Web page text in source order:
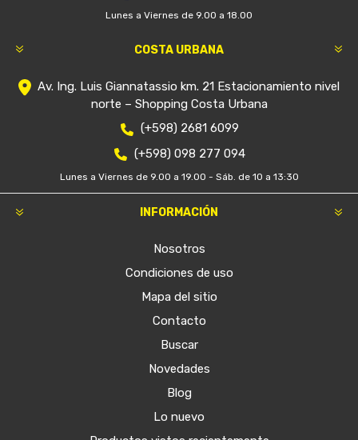
Lunes a Viernes de 9.00 a 18.00
COSTA URBANA
Av. Ing. Luis Giannatassio km. 21 Estacionamiento nivel
norte – Shopping Costa Urbana
(+598) 2681 6099
(+598) 098 277 094
Lunes a Viernes de 9.00 a 19.00 - Sáb. de 10 a 13:30
INFORMACIÓN
Nosotros
Condiciones de uso
Mapa del sitio
Contacto
Buscar
Novedades
Blog
Lo nuevo